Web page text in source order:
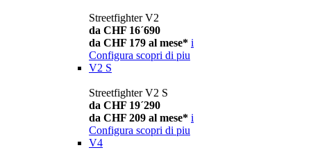
Streetfighter V2
da CHF 16´690
da CHF 179 al mese* i
Configura scopri di piu
V2 S
Streetfighter V2 S
da CHF 19´290
da CHF 209 al mese* i
Configura scopri di piu
V4